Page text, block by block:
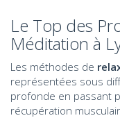
Le Top des
Méditation à
Les méthodes de
représentées sous
profonde en passant
récupération